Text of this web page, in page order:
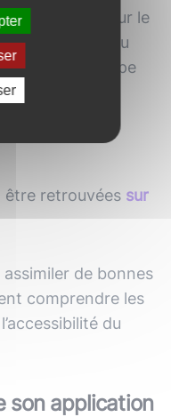
pour le
du
par le groupe
en compte
être retrouvées sur
de bonnes
comprendre les
du
son application